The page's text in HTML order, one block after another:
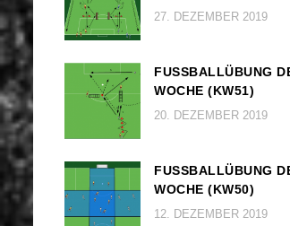
27. DEZEMBER 2019
FUSSBALLÜBUNG
OCHE (KW51)
20. DEZEMBER 2019
FUSSBALLÜBUNG
OCHE (KW50)
12. DEZEMBER 2019